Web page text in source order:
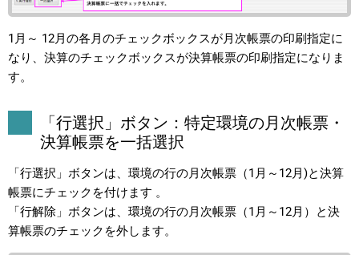
1月～ 12月の各月のチェックボックスが月次帳票の印刷指定に
なり、決算のチェックボックスが決算帳票の印刷指定になりま
す。
「行選択」ボタン：特定環境の月次帳票・
決算帳票を一括選択
「行選択」ボタンは、環境の行の月次帳票（1月～12月)と決算
帳票にチェックを付けます 。
「行解除」ボタンは、環境の行の月次帳票（1月～12月）と決
算帳票のチェックを外します。